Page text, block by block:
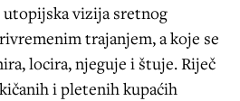
vizija sretnog
trajanjem, a koje se
locira, njeguje i štuje. Riječ
i pletenih kupaćih